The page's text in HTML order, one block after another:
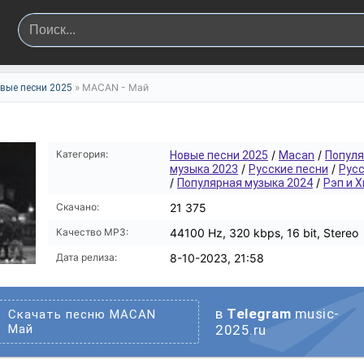
песни 2025 » MACAN - Май
Категория: Новые песни 2025 / Macan /
музыка 2023 / Русские песни /
/ Популярная музыка 2024 / Рэп и
Скачано: 21 375
Качество MP3: 44100 Hz, 320 kbps, 16 bit, Stereo
Дата релиза: 8-10-2023, 21:58
Скачать песню MACAN
Май
в Telegram music-
2025.ru